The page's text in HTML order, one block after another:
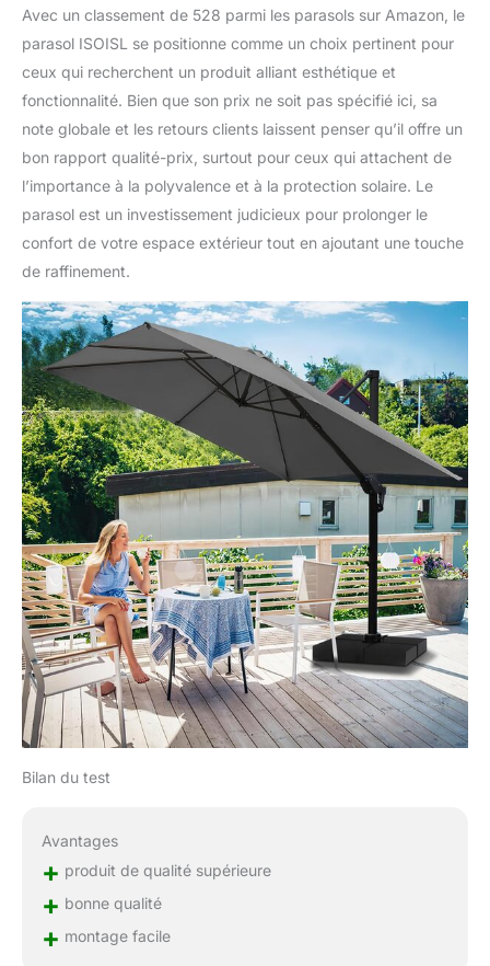
plaques de poids pour la
fondation en croix ne
sont pas incluses dans la
livraison (charge
minimale de 60 kg
recommandée).
Informations importantes
sur l'utilisation : Le pied
en croix fourni ne
contient pas de plaques
de poids – celles-ci
parasol lorsqu'il n'est
pas utilisé ou s'il y a un
vent fort. Sécurisez le
parasol avec les sangles
de maintien intégrées
pour maximiser sa durée
de vie.
Avec un classement de 528 parmi les parasols sur Amazon, le
parasol ISOISL se positionne comme un choix pertinent pour
ceux qui recherchent un produit alliant esthétique et
fonctionnalité. Bien que son prix ne soit pas spécifié ici, sa
note globale et les retours clients laissent penser qu’il offre un
bon rapport qualité-prix, surtout pour ceux qui attachent de
l’importance à la polyvalence et à la protection solaire. Le
parasol est un investissement judicieux pour prolonger le
confort de votre espace extérieur tout en ajoutant une touche
de raffinement.
Bilan du test
Avantages
+ produit de qualité supérieure
+ bonne qualité
+ montage facile